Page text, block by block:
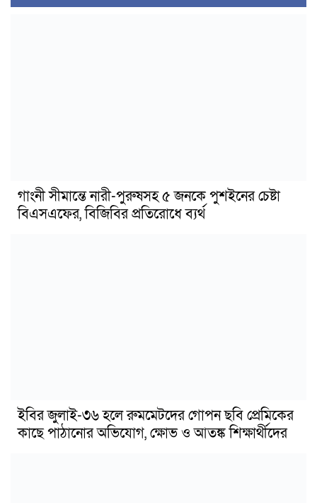
গাংনী সীমান্তে নারী-পুরুষসহ ৫ জনকে পুশইনের চেষ্টা
বিএসএফের, বিজিবির প্রতিরোধে ব্যর্থ
ইবির জুলাই-৩৬ হলে রুমমেটদের গোপন ছবি প্রেমিকের
কাছে পাঠানোর অভিযোগ, ক্ষোভ ও আতঙ্ক শিক্ষার্থীদের